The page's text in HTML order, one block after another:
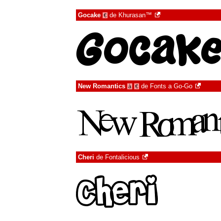
Gocake € de Khurasan™
New Romantics à € de Fonts a Go-Go
Cheri de Fontalicious